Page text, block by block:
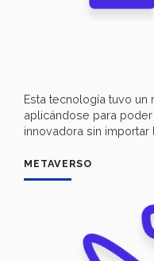
Esta tecnología tuvo un
aplicándose para
innovadora sin importar
METAVERSO